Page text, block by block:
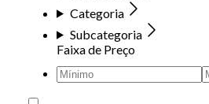
Categoria
Subcategoria
Faixa de Preço